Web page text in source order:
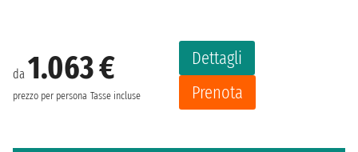
da 1.063 €
prezzo per persona Tasse incluse
Dettagli
Prenota